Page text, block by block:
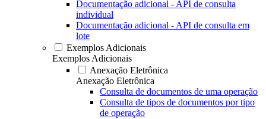
Documentação adicional - API de consulta
individual
Documentação adicional - API de consulta em
lote
Exemplos Adicionais
Exemplos Adicionais
Anexação Eletrônica
Anexação Eletrônica
Consulta de documentos de uma operação
Consulta de tipos de documentos por tipo
de operação